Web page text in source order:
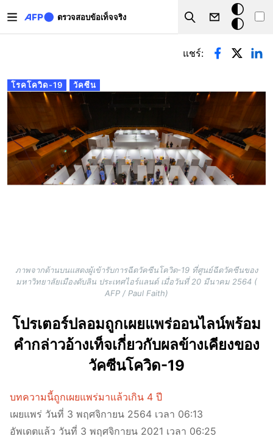
ตรวจสอบข้อเท็จจริง
Search
โหมด
มืด
Primary tabs
โรคโควิด-19 วัคซีน
แชร์:
ภาพจากด้านบนแสดงผู้เข้ารับการฉีดวัคซีนโควิด-19 ที่ศูนย์ฉีดวัคซีนของ
มหาวิทยาลัยเมืองดับลิน ประเทศไอร์แลนด์ เมื่อวันที่ 20 มีนาคม 2564 (
AFP / Paul Faith)
โปรเตอร์ปลอมถูกเผยแพร่ออนไลน์พร้อม
คำกล่าวอ้างเท็จเกี่ยวกับผลข้างเคียงของ
วัคซีนโควิด-19
บทความนี้ถูกเผยแพร่มาแล้วเกิน 4 ปี
เผยแพร่ วันที่ 3 พฤศจิกายน 2564 เวลา 06:13
อัพเดตแล้ว วันที่ 3 พฤศจิกายน 2021 เวลา 06:25